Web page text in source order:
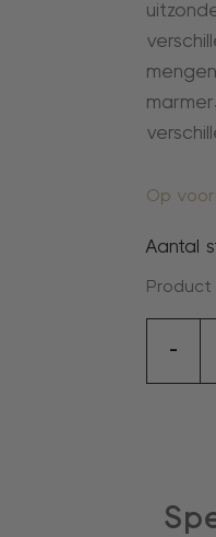
Op
Aantal
Product
-